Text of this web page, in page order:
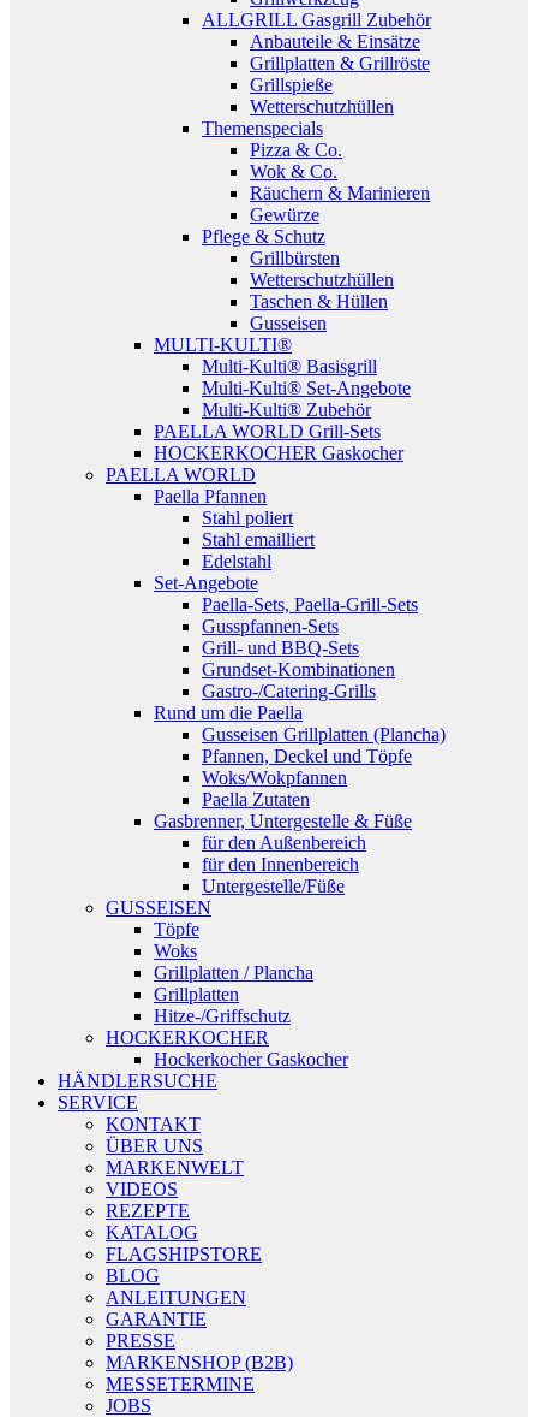
ALLGRILL Gasgrill Zubehör
Anbauteile & Einsätze
Grillplatten & Grillröste
Grillspieße
Wetterschutzhüllen
Themenspecials
Pizza & Co.
Wok & Co.
Räuchern & Marinieren
Gewürze
Pflege & Schutz
Grillbürsten
Wetterschutzhüllen
Taschen & Hüllen
Gusseisen
MULTI-KULTI®
Multi-Kulti® Basisgrill
Multi-Kulti® Set-Angebote
Multi-Kulti® Zubehör
PAELLA WORLD Grill-Sets
HOCKERKOCHER Gaskocher
PAELLA WORLD
Paella Pfannen
Stahl poliert
Stahl emailliert
Edelstahl
Set-Angebote
Paella-Sets, Paella-Grill-Sets
Gusspfannen-Sets
Grill- und BBQ-Sets
Grundset-Kombinationen
Gastro-/Catering-Grills
Rund um die Paella
Gusseisen Grillplatten (Plancha)
Pfannen, Deckel und Töpfe
Woks/Wokpfannen
Paella Zutaten
Gasbrenner, Untergestelle & Füße
für den Außenbereich
für den Innenbereich
Untergestelle/Füße
GUSSEISEN
Töpfe
Woks
Grillplatten / Plancha
Grillplatten
Hitze-/Griffschutz
HOCKERKOCHER
Hockerkocher Gaskocher
HÄNDLERSUCHE
SERVICE
KONTAKT
ÜBER UNS
MARKENWELT
VIDEOS
REZEPTE
KATALOG
FLAGSHIPSTORE
BLOG
ANLEITUNGEN
GARANTIE
PRESSE
MARKENSHOP (B2B)
MESSETERMINE
JOBS